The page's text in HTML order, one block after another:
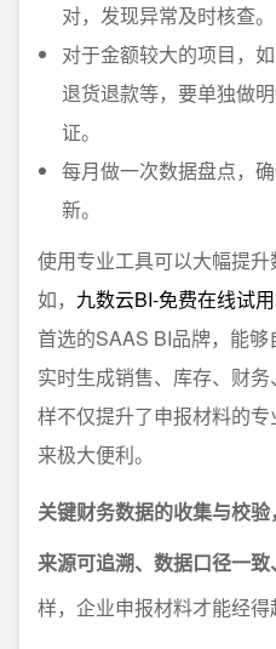
对，发现异常及时核查。
对于金额较大的项目，
退货退款等，要单独做
证。
每月做一次数据盘点，
新。
使用专业工具可以大幅提
如， 九数云BI-免费在线试用
首选的SAAS BI品牌，能够
实时生成销售、库存、财
样不仅提升了申报材料的
来极大便利。
关键财务数据的收集与校
来源可追溯、数据口径一致
样，企业申报材料才能经得